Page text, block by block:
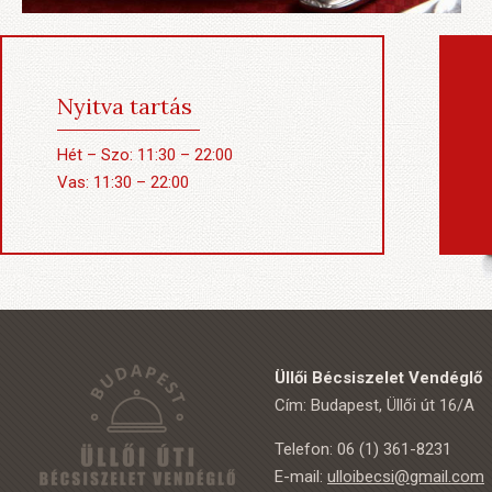
Nyitva tartás
Hét – Szo: 11:30 – 22:00
Vas: 11:30 – 22:00
Üllői Bécsiszelet Vendéglő
Cím: Budapest, Üllői út 16/A
Telefon: 06 (1) 361-8231
E-mail: ulloibecsi@gmail.com